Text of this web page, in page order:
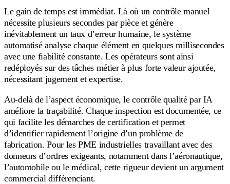
Le gain de temps est immédiat. Là où un contrôle manuel
nécessite plusieurs secondes par pièce et génère
inévitablement un taux d’erreur humaine, le système
automatisé analyse chaque élément en quelques millisecondes
avec une fiabilité constante. Les opérateurs sont ainsi
redéployés sur des tâches métier à plus forte valeur ajoutée,
nécessitant jugement et expertise.
Au-delà de l’aspect économique, le contrôle qualité par IA
améliore la traçabilité. Chaque inspection est documentée, ce
qui facilite les démarches de certification et permet
d’identifier rapidement l’origine d’un problème de
fabrication. Pour les PME industrielles travaillant avec des
donneurs d’ordres exigeants, notamment dans l’aéronautique,
l’automobile ou le médical, cette rigueur devient un argument
commercial différenciant.